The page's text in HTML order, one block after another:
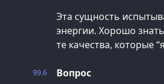
Эта сущность
энергии. Хорошо
те качества, которые
99.6
Вопрос